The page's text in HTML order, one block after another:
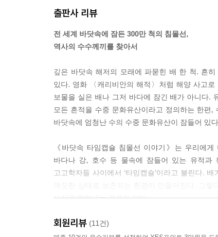
는 사람이 반드시 있다. 연예인이 트레저 헌터
하지만 트레저 헌터가 얼마나 추악한 행동을 저
루 프로펠러 뒤에 L자형 파이프를 장착하여 물
본체가 철저히 파괴된다. 심지어 수심이 깊을 때
저에 흩어져 있는 금화나 은화 같은 유물을 찾아 옥
--- pp.24~25
치르기로 했다. 반년 전에는 알아들을 수 없었던
영역으로 나뉘어 있다. 각각 30점씩 합계 120점 만
식이다. 적당히 찍어도 5점은 나올 텐데 1점이라
많은 사람이 해외를 돌아다니며 수중 발굴 일을
출판사 리뷰
전 세계 바닷속에 잠든 300만 척의 침몰선,
역사의 수수께끼를 찾아서
깊은 바닷속 해저의 모래에 파묻힌 배 한 척. 흔
있다. 영화 〈캐리비안의 해적〉처럼 해양 사고
보물을 실은 배나 그저 바다에 잠긴 배가 아니다.
모든 흔적을 수중 문화유산이라고 정의하는 한편
바닷속에 엄청난 수의 수중 문화유산이 잠들어 있
《바닷속 타임캡슐 침몰선 이야기》는 우리에
바다나 강, 호수 등 물속에 잠들어 있는 유적과
고고학자들 사이에서 ‘타임캡슐’이라고 불린다.
사실을 밝혀내는 경우가 많다.
수중 고고학은 육상 고고학과는 발굴 작업도
회원리뷰 (11건)